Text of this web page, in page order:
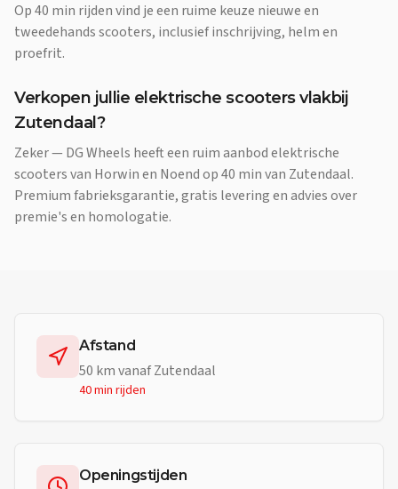
Op 40 min rijden vind je een ruime keuze nieuwe en
tweedehands scooters, inclusief inschrijving, helm en
proefrit.
Verkopen jullie elektrische scooters vlakbij
Zutendaal?
Zeker — DG Wheels heeft een ruim aanbod elektrische
scooters van Horwin en Noend op 40 min van Zutendaal.
Premium fabrieksgarantie, gratis levering en advies over
premie's en homologatie.
Afstand
50 km vanafZutendaal
40 min rijden
Openingstijden